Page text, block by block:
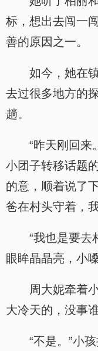
标，想出去闯一
善的原因之一。
如今，她在
去过很多地方的
趟。
“昨天刚回来
小团子转移话题
的意，顺着说了
爸在村头守着，
“我也是要去
眼眸晶晶亮，小
周大妮牵着
大冷天的，没事
“不是。”小